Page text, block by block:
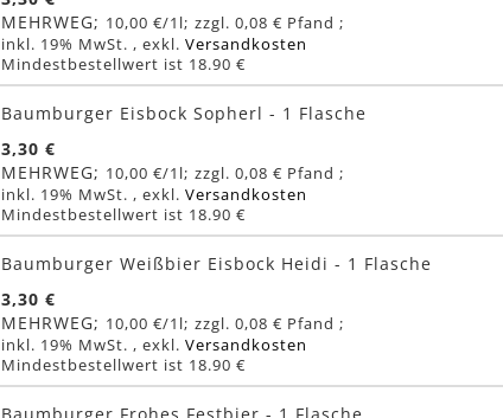
MEHRWEG
10,00 €/1l
0,08 €
inkl. 19% MwSt. ,exkl.Versandkosten
Mindestbestellwert ist 18.90 €
Baumburger Eisbock Sopherl - 1 Flasche
3,30 €
MEHRWEG
10,00 €/1l
0,08 €
inkl. 19% MwSt. ,exkl.Versandkosten
Mindestbestellwert ist 18.90 €
Baumburger Weißbier Eisbock Heidi - 1 Flasche
3,30 €
MEHRWEG
10,00 €/1l
0,08 €
inkl. 19% MwSt. ,exkl.Versandkosten
Mindestbestellwert ist 18.90 €
Baumburger Frohes Festbier - 1 Flasche